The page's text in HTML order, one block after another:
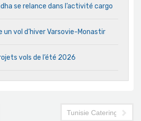
se relance dans l’activité cargo
un vol d’hiver Varsovie-Monastir
vols de l’été 2026
pour une ligne de crédit spécifique au
Tunisie Catering réfute